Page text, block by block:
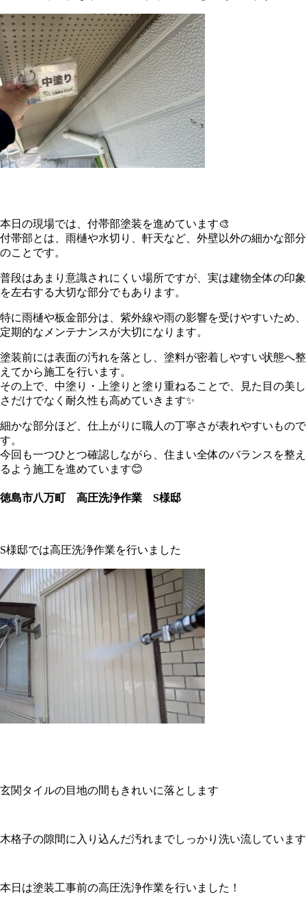
本日の現場では、付帯部塗装を進めています🎨
付帯部とは、雨樋や水切り、軒天など、外壁以外の細かな部分
のことです。
普段はあまり意識されにくい場所ですが、実は建物全体の印象
を左右する大切な部分でもあります。
特に雨樋や板金部分は、紫外線や雨の影響を受けやすいため、
定期的なメンテナンスが大切になります。
塗装前には表面の汚れを落とし、塗料が密着しやすい状態へ整
えてから施工を行います。
その上で、中塗り・上塗りと塗り重ねることで、見た目の美し
さだけでなく耐久性も高めていきます✨
細かな部分ほど、仕上がりに職人の丁寧さが表れやすいもので
す。
今回も一つひとつ確認しながら、住まい全体のバランスを整え
るよう施工を進めています😊
徳島市八万町 高圧洗浄作業 S様邸
S様邸では高圧洗浄作業を行いました
玄関タイルの目地の間もきれいに落とします
木格子の隙間に入り込んだ汚れまでしっかり洗い流しています
本日は塗装工事前の高圧洗浄作業を行いました！